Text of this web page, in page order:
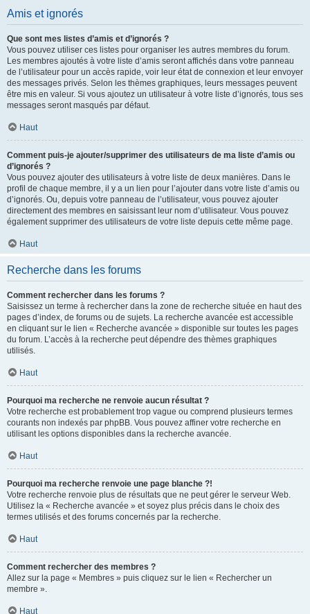
Amis et ignorés
Que sont mes listes d’amis et d’ignorés ?
Vous pouvez utiliser ces listes pour organiser les autres membres du forum.
Les membres ajoutés à votre liste d’amis seront affichés dans votre panneau
de l’utilisateur pour un accès rapide, voir leur état de connexion et leur envoyer
des messages privés. Selon les thèmes graphiques, leurs messages peuvent
être mis en valeur. Si vous ajoutez un utilisateur à votre liste d’ignorés, tous ses
messages seront masqués par défaut.
Haut
Comment puis-je ajouter/supprimer des utilisateurs de ma liste d’amis ou
d’ignorés ?
Vous pouvez ajouter des utilisateurs à votre liste de deux manières. Dans le
profil de chaque membre, il y a un lien pour l’ajouter dans votre liste d’amis ou
d’ignorés. Ou, depuis votre panneau de l’utilisateur, vous pouvez ajouter
directement des membres en saisissant leur nom d’utilisateur. Vous pouvez
également supprimer des utilisateurs de votre liste depuis cette même page.
Haut
Recherche dans les forums
Comment rechercher dans les forums ?
Saisissez un terme à rechercher dans la zone de recherche située en haut des
pages d’index, de forums ou de sujets. La recherche avancée est accessible
en cliquant sur le lien « Recherche avancée » disponible sur toutes les pages
du forum. L’accès à la recherche peut dépendre des thèmes graphiques
utilisés.
Haut
Pourquoi ma recherche ne renvoie aucun résultat ?
Votre recherche est probablement trop vague ou comprend plusieurs termes
courants non indexés par phpBB. Vous pouvez affiner votre recherche en
utilisant les options disponibles dans la recherche avancée.
Haut
Pourquoi ma recherche renvoie une page blanche ?!
Votre recherche renvoie plus de résultats que ne peut gérer le serveur Web.
Utilisez la « Recherche avancée » et soyez plus précis dans le choix des
termes utilisés et des forums concernés par la recherche.
Haut
Comment rechercher des membres ?
Allez sur la page « Membres » puis cliquez sur le lien « Rechercher un
membre ».
Haut